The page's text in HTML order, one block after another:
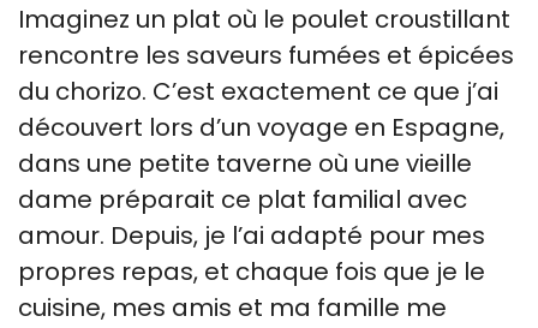
Imaginez un plat où le poulet croustillant
rencontre les saveurs fumées et épicées
du chorizo. C’est exactement ce que j’ai
découvert lors d’un voyage en Espagne,
dans une petite taverne où une vieille
dame préparait ce plat familial avec
amour. Depuis, je l’ai adapté pour mes
propres repas, et chaque fois que je le
cuisine, mes amis et ma famille me